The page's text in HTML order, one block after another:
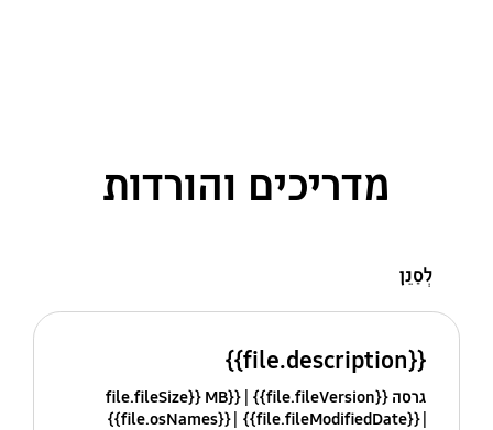
מדריכים והורדות
לְסַנֵן
{{file.description}}
גרסה {{file.fileVersion}}
{{file.fileSize}} MB
{{file.fileModifiedDate}}
{{file.osNames}}